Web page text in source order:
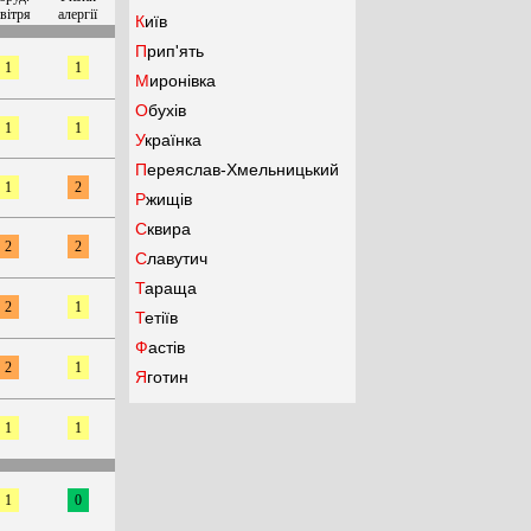
алергії
1 1
1 1
1 2
2 2
2 1
2 1
1 1
1 0
Київ
Прип'ять
Миронівка
Обухів
Українка
Переяслав-Хмельницький
Ржищів
Сквира
Славутич
Тараща
Тетіїв
Фастів
Яготин